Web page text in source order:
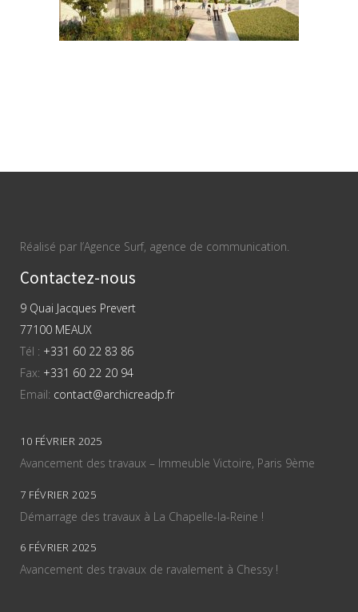
Réalisé par l’Agence Surf, agence de communication.
Contactez-nous
9 Quai Jacques Prevert
77100 MEAUX
Tél : +331 60 22 83 86
Fax: +331 60 22 20 94
Email: contact@archicreadp.fr
10 FÉVRIER 2025
Avancement des travaux – Immeuble Victoire, Paris 9ème
7 FÉVRIER 2025
Démarrage des travaux à La Chapelle-la-Reine !
6 FÉVRIER 2025
Avancement des travaux de ravalement à Chessy !